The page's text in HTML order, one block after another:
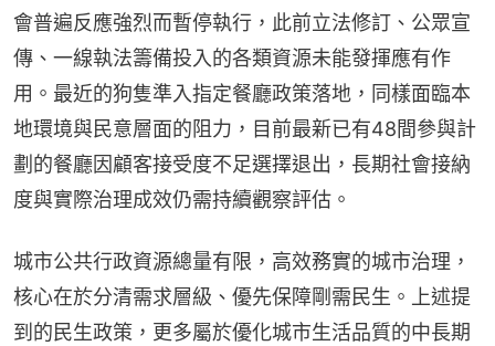
會普遍反應強烈而暫停執行，此前立法修訂、公眾宣
傳、一線執法籌備投入的各類資源未能發揮應有作
用。最近的狗隻準入指定餐廳政策落地，同樣面臨本
地環境與民意層面的阻力，目前最新已有48間參與計
劃的餐廳因顧客接受度不足選擇退出，長期社會接納
度與實際治理成效仍需持續觀察評估。
城市公共行政資源總量有限，高效務實的城市治理，
核心在於分清需求層級、優先保障剛需民生。上述提
到的民生政策，更多屬於優化城市生活品質的中長期